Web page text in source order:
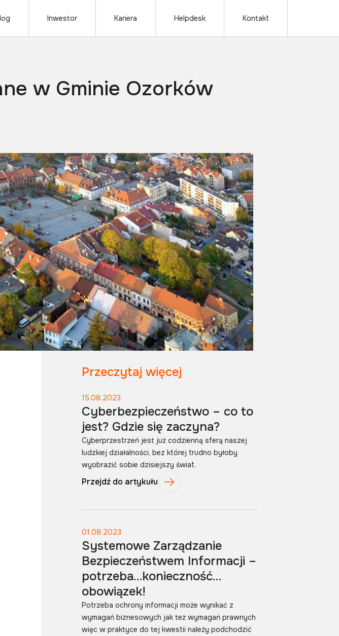
Inwestor Kariera Helpdesk Kontakt
w Gminie Ozorków
Przeczytaj więcej
15.08.2023
Cyberbezpieczeństwo – co to
jest? Gdzie się zaczyna?
Cyberprzestrzeń jest już codzienną sferą naszej
ludzkiej działalności, bez której trudno byłoby
wyobrazić sobie dzisiejszy świat.
Przejdź do artykułu
01.08.2023
Systemowe Zarządzanie
Bezpieczeństwem Informacji –
potrzeba…konieczność…
obowiązek!
Potrzeba ochrony informacji może wynikać z
wymagań biznesowych jak też wymagań prawnych
więc w praktyce do tej kwestii należy podchodzić